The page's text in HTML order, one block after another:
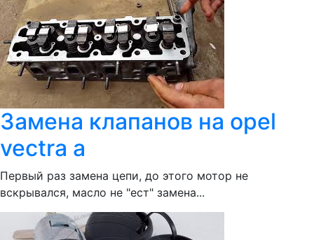
Замена клапанов на opel
vectra a
Первый раз замена цепи, до этого мотор не
вскрывался, масло не "ест" замена...